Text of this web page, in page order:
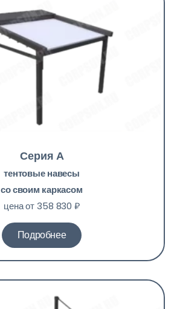
Серия А
тентовые навесы
со своим каркасом
цена от 358 830 ₽
Подробнее